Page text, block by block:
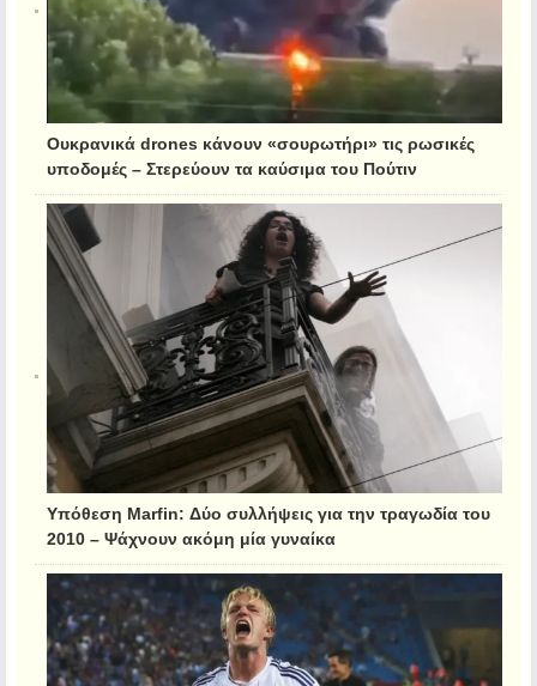
Ουκρανικά drones κάνουν «σουρωτήρι» τις ρωσικές
υποδομές – Στερεύουν τα καύσιμα του Πούτιν
Υπόθεση Marfin: Δύο συλλήψεις για την τραγωδία του
2010 – Ψάχνουν ακόμη μία γυναίκα